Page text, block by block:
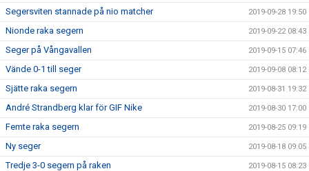
Segersviten stannade på nio matcher 2019-09-28 19:50
Nionde raka segern 2019-09-22 08:43
Seger på Vångavallen 2019-09-15 07:46
Vände 0-1 till seger 2019-09-08 08:12
Sjätte raka segern 2019-08-31 19:32
André Strandberg klar för GIF Nike 2019-08-30 17:00
Femte raka segern 2019-08-25 09:19
Ny seger 2019-08-18 09:05
Tredje 3-0 segern på raken 2019-08-15 08:23